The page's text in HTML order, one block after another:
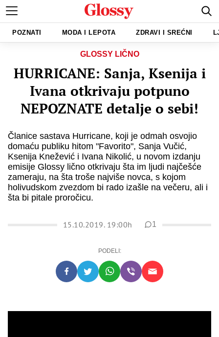
POZNATI MODA I LEPOTA ZDRAVI I SREĆNI
GLOSSY LIČNO
HURRICANE: Sanja, Ksenija i
Ivana otkrivaju potpuno
NEPOZNATE detalje o sebi!
Članice sastava Hurricane, koji je odmah osvojio
domaću publiku hitom "Favorito", Sanja Vučić,
Ksenija Knežević i Ivana Nikolić, u novom izdanju
emisije Glossy lično otkrivaju šta im ljudi najčešće
zameraju, na šta troše najviše novca, s kojom
holivudskom zvezdom bi rado izašle na večeru, ali i
šta bi pitale proročicu.
15.10.2019. 19:00h 1
PODELI: